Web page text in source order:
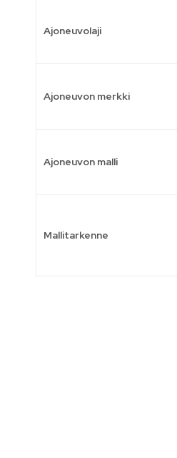
Ajoneuvolaji
Ajoneuvon merkki
Ajoneuvon malli
Mallitarkenne